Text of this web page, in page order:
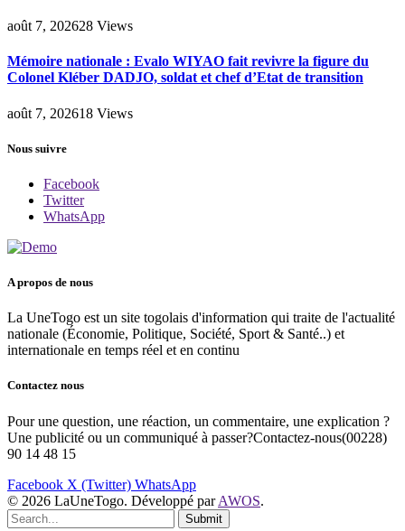
août 7, 202628 Views
Mémoire nationale : Evalo WIYAO fait revivre la figure du
Colonel Kléber DADJO, soldat et chef d’Etat de transition
août 7, 202618 Views
Nous suivre
Facebook
Twitter
WhatsApp
A propos de nous
La UneTogo est un site togolais d'information qui traite de l'actualité
nationale (Économie, Politique, Société, Sport & Santé..) et
internationale en temps réel et en continu
Contactez nous
Pour une question, une réaction, un commentaire, une explication ?
Une publicité ou un communiqué à passer?Contactez-nous(00228)
90 14 48 15
Facebook X (Twitter) WhatsApp
© 2026 LaUneTogo. Développé parAWOS.
Submit